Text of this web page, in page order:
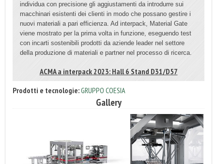
individua con precisione gli aggiustamenti da introdurre sui
macchinari esistenti dei clienti in modo che possano gestire i
nuovi materiali a pari efficienza. Ad interpack, Material Gate
viene mostrato per la prima volta in funzione, eseguendo test
con incarti sostenibili prodotti da aziende leader nel settore
della produzione di materiali e partner nel processo di ricerca.
ACMA a interpack 2023: Hall 6 Stand D31/D57
Prodotti e tecnologie:GRUPPO COESIA
Gallery